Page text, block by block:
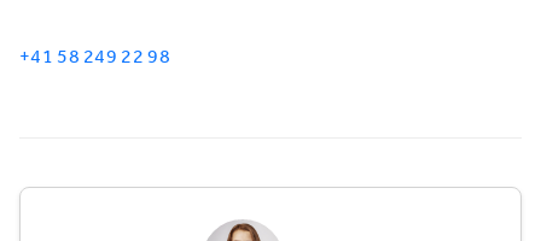
+41 58 249 22 98